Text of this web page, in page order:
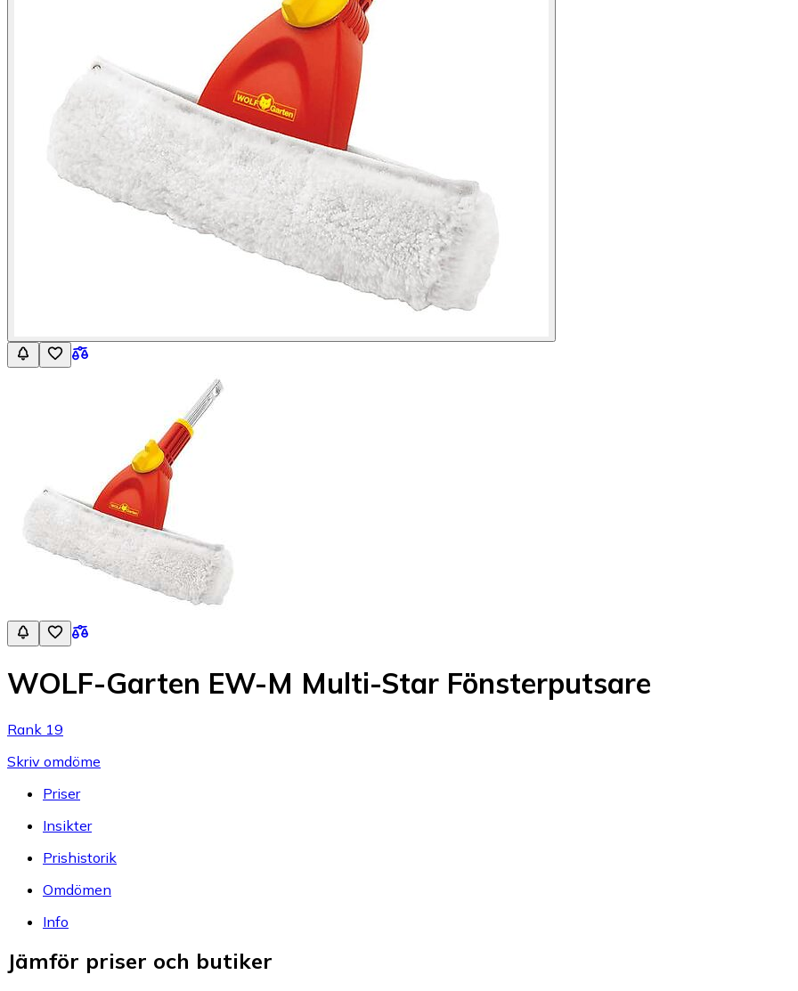
WOLF-Garten EW-M Multi-Star Fönsterputsare
Rank 19
Skriv omdöme
Priser
Insikter
Prishistorik
Omdömen
Info
Jämför priser och butiker